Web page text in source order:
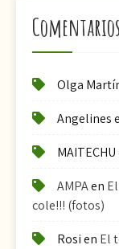
Olga
Angelines
MAITECHU
AMPAen
cole!!! (fotos)
Rosien El